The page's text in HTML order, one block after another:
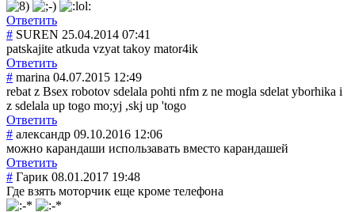
Ответить
# SUREN 25.04.2014 07:41
patskajite atkuda vzyat takoy mator4ik
Ответить
# marina 04.07.2015 12:49
rebat z Bsex robotov sdelala pohti nfm z ne mogla sdelat yborhika i
z sdelala up togo mo;yj ,skj up 'togo
Ответить
# александр 09.10.2016 12:06
можно карандаши использавать вместо карандашей
Ответить
# Гарик 08.01.2017 19:48
Где взять моторчик еще кроме телефона